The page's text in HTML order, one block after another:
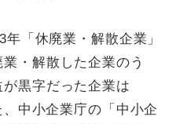
「休廃業・解散企業」
・解散した企業のう
黒字だった企業は
中小企業庁の「中小企